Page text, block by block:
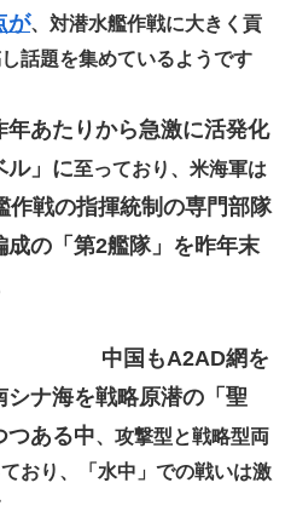
が、対潜水艦作戦に大きく貢
話題を集めているようです
年あたりから急激に活発化
ル」に至っており、米海軍は
作戦の指揮統制の専門部隊
成の「第2艦隊」を昨年末
中国もA2AD網を
ナ海を戦略原潜の「聖
つある中、攻撃型と戦略型両
おり、「水中」での戦いは激